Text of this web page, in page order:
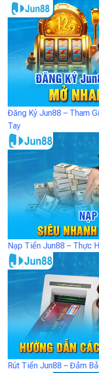
Đăng Ký Jun88 – Tham
Tay
Nạp Tiền Jun88 – Thực
Rút Tiền Jun88 – Đảm